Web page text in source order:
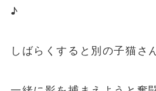
♪
しばらくすると別の子猫さ